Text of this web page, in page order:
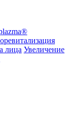
лица Увеличение